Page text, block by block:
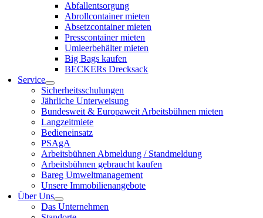
Abfallentsorgung
Abrollcontainer mieten
Absetzcontainer mieten
Presscontainer mieten
Umleerbehälter mieten
Big Bags kaufen
BECKERs Drecksack
Service
Sicherheitsschulungen
Jährliche Unterweisung
Bundesweit & Europaweit Arbeitsbühnen mieten
Langzeitmiete
Bedieneinsatz
PSAgA
Arbeitsbühnen Abmeldung / Standmeldung
Arbeitsbühnen gebraucht kaufen
Bareg Umweltmanagement
Unsere Immobilienangebote
Über Uns
Das Unternehmen